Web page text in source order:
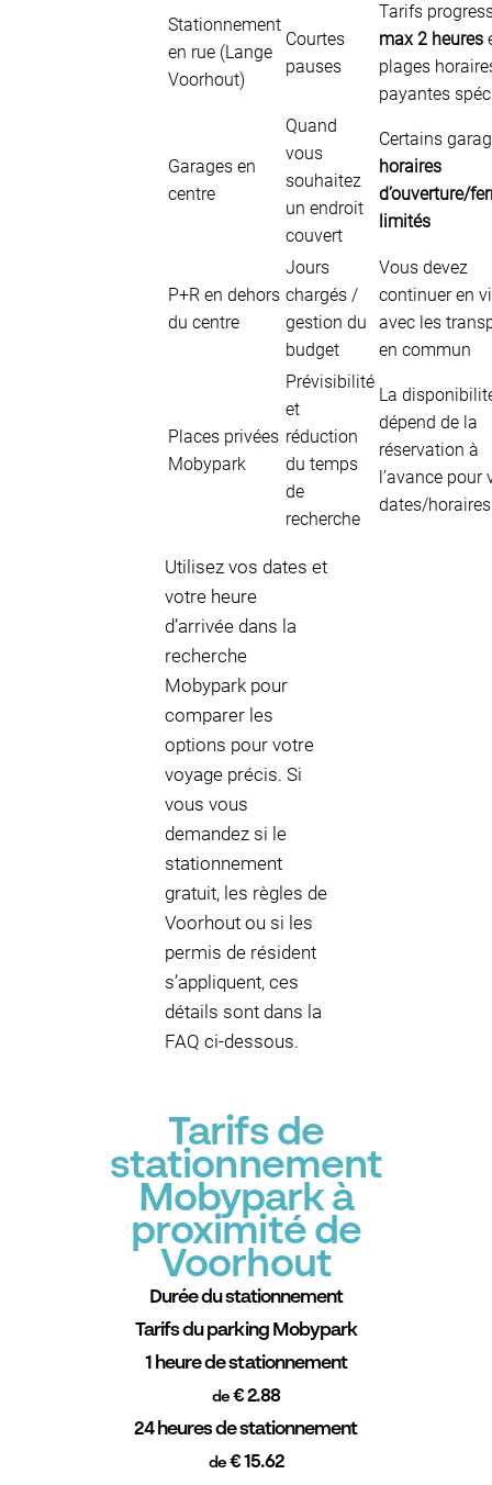
Stationnement
en rue (Lange
Voorhout)
Courtes
pauses
Tarifs
max 2 heures
plages
payantes
Garages en
centre
Quand
vous
souhaitez
un endroit
couvert
Certains
horaires
d’ouverture/
limités
P+R en dehors
du centre
Jours
chargés /
gestion du
budget
Vous devez
continuer en
avec les
en commun
Places privées
Mobypark
Prévisibilité
et
réduction
du temps
de
recherche
La
dépend de la
réservation à
l’avance pour
dates/horaires
Utilisez vos dates et
votre heure
d’arrivée dans la
recherche
Mobypark pour
comparer les
options pour votre
voyage précis. Si
vous vous
demandez si le
stationnement
gratuit, les règles de
Voorhout ou si les
permis de résident
s’appliquent, ces
détails sont dans la
FAQ ci-dessous.
Tarifs de
stationnement
Mobypark à
proximité de
Voorhout
Durée du stationnement
Tarifs du parking Mobypark
1 heure de stationnement
de€ 2.88
24 heures de stationnement
de€ 15.62